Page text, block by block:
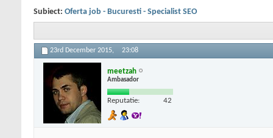
Subiect: Oferta job - Bucuresti - Specialist SEO
23rd December 2015, 23:08
meetzah
Ambasador
Reputatie: 42